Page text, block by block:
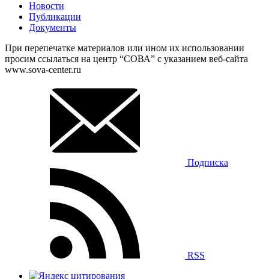
Новости
Публикации
Документы
При перепечатке материалов или ином их использовании
просим ссылаться на центр “СОВА” с указанием веб-сайта
www.sova-center.ru
Подписка
RSS